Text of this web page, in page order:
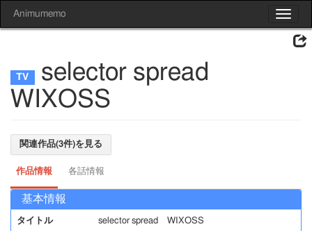
Toggle
Animumemo
selector spread
WIXOSS
関連作品(3件)を見る
作品情報 各話情報
基本情報
タイトル selector spread WIXOSS